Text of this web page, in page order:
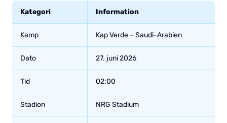
Kategori Information
Kamp Kap Verde – Saudi-Arabien
Dato 27. juni 2026
Tid 02:00
Stadion NRG Stadium